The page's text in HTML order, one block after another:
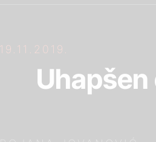
19.11.2019.